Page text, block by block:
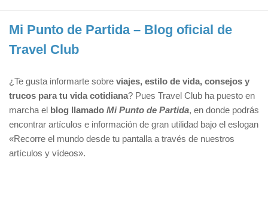
Mi Punto de Partida – Blog oficial de
Travel Club
¿Te gusta informarte sobre viajes, estilo de vida, consejos y
trucos para tu vida cotidiana? Pues Travel Club ha puesto en
marcha el blog llamado Mi Punto de Partida, en donde podrás
encontrar artículos e información de gran utilidad bajo el eslogan
«Recorre el mundo desde tu pantalla a través de nuestros
artículos y vídeos».